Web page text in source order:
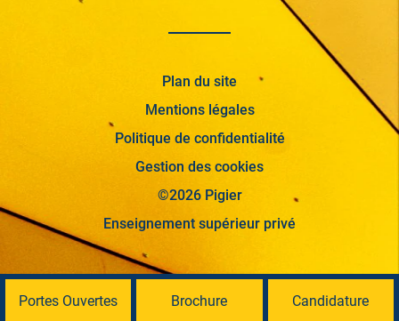
Plan du site
Mentions légales
Politique de confidentialité
Gestion des cookies
©2026 Pigier
Enseignement supérieur privé
Portes Ouvertes Brochure Candidature